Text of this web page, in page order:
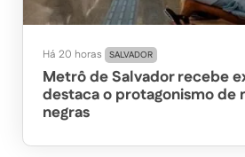
Há 20 horas SALVADOR
Metrô de Salvador recebe
destaca o protagonismo de
negras